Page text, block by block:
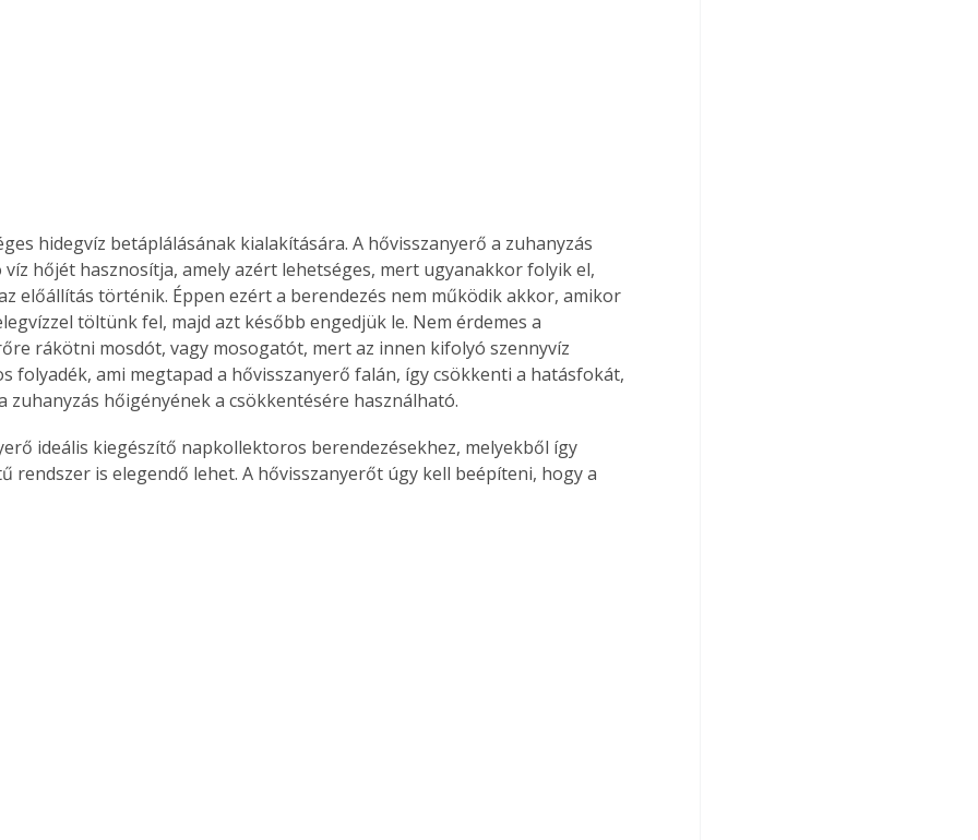
hidegvíz betáplálásának kialakítására. A hővisszanyerő a zuhanyzás
hőjét hasznosítja, amely azért lehetséges, mert ugyanakkor folyik el,
előállítás történik. Éppen ezért a berendezés nem működik akkor, amikor
töltünk fel, majd azt később engedjük le. Nem érdemes a
rákötni mosdót, vagy mosogatót, mert az innen kifolyó szennyvíz
folyadék, ami megtapad a hővisszanyerő falán, így csökkenti a hatásfokát,
zuhanyzás hőigényének a csökkentésére használható.
rendszer is elegendő lehet. A hővisszanyerőt úgy kell beépíteni, hogy a